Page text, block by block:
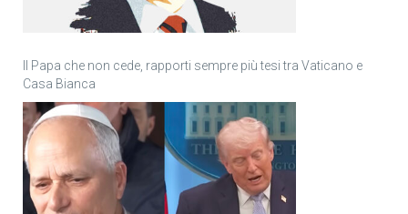
Il Papa che non cede, rapporti sempre più tesi tra Vaticano e
Casa Bianca